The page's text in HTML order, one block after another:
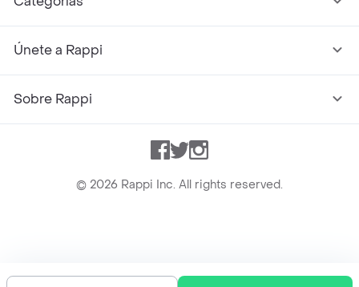
Únete a Rappi
Sobre Rappi
Facebook
TwitterInstagram
© 2026 Rappi Inc. All rights reserved.